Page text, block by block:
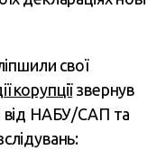
свої
корупціїзвернув
від НАБУ/САП та